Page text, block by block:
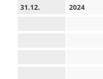
31.12. 2024